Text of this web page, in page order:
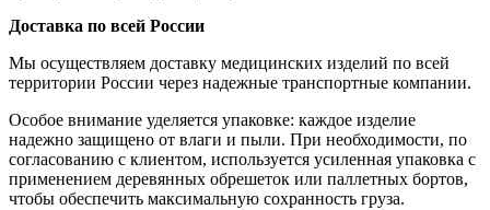
Доставка по всей России
Мы осуществляем доставку медицинских изделий по всей
территории России через надежные транспортные компании.
Особое внимание уделяется упаковке: каждое изделие
надежно защищено от влаги и пыли. При необходимости, по
согласованию с клиентом, используется усиленная упаковка с
применением деревянных обрешеток или паллетных бортов,
чтобы обеспечить максимальную сохранность груза.